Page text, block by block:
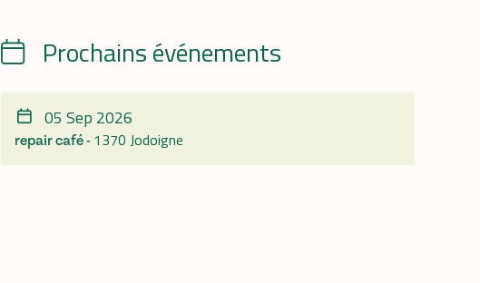
CalendrierProchains événements
05 Sep 2026
repair café - 1370 Jodoigne